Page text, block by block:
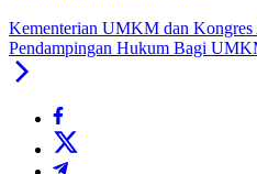
Kementerian UMKM dan Kongres
Pendampingan Hukum Bagi